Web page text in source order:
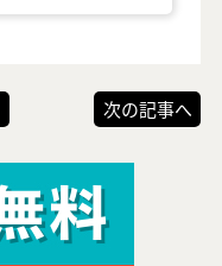
次の記事へ